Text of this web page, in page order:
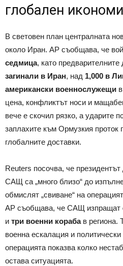
глобален
В световен план централната
около Иран. AP съобщава, че
седмица, като предварителните
загинали в Иран, над 1,000 в
американски военнослужещи
цена, конфликтът носи и
вече е скочил рязко, а ударите
заплахите към Ормузкия проток
глобалните доставки.
Reuters посочва, че
САЩ са „много близо“ до
обмислят „свиване“ на
AP съобщава, че САЩ изпращат
и три военни корабав региона.
военна ескалация и
операцията показва колко
остава ситуацията.